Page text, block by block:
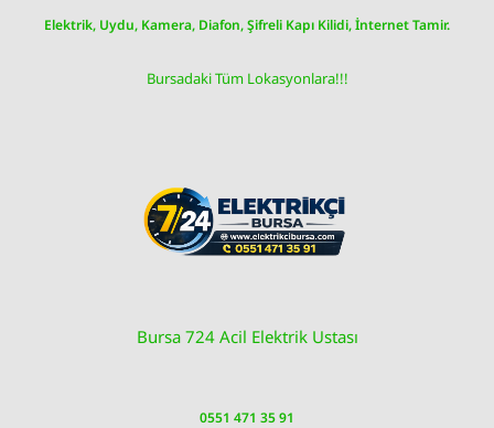
Elektrik, Uydu, Kamera, Diafon, Şifreli Kapı Kilidi, İnternet Tamir.
Bursadaki Tüm Lokasyonlara!!!
Bursa 724 Acil Elektrik Ustası
0551 471 35 91